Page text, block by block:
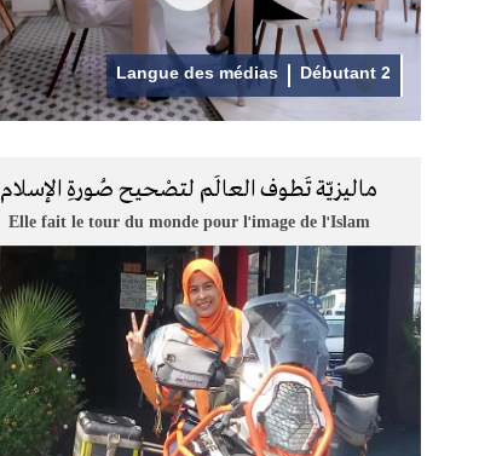
Langue des médias Débutant 2
ماليزيّة تَطوف العالَم لتصْحيح صُورةِ الإسلام
Elle fait le tour du monde pour l'image de l'Islam